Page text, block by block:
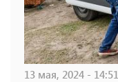
13 мая, 2024 - 14:51